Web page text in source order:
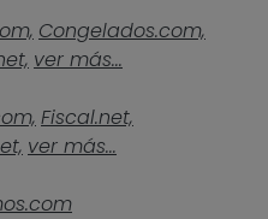
Congelados.com,
ver más...
Fiscal.net,
ver más...